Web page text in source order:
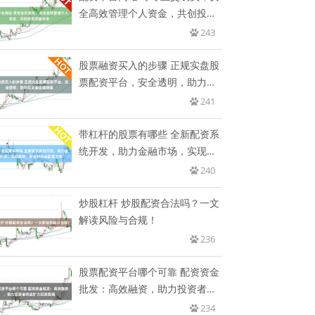
全高效管理个人资金，共创投资
243
股票融资买入的步骤 正规实盘股
票配资平台，安全透明，助力投
241
带杠杆的股票有哪些 全新配资系
统开发，助力金融市场，实现高
240
炒股杠杆 炒股配资合法吗？一文
解读风险与合规！
236
股票配资平台哪个可靠 配资资金
批发：高效融资，助力投资者快
234